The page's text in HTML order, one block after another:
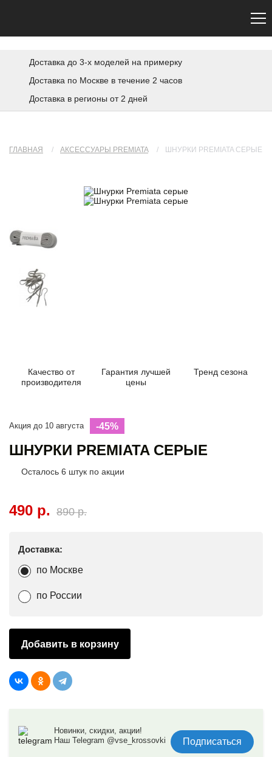
Доставка до 3-х моделей на примерку
Доставка по Москве в течение 2 часов
Доставка в регионы от 2 дней
ГЛАВНАЯ / АКСЕССУАРЫ PREMIATA / ШНУРКИ PREMIATA СЕРЫЕ
Качество от
производителя
Гарантия лучшей
цены
Тренд сезона
Акция до 10 августа -45%
ШНУРКИ PREMIATA СЕРЫЕ
Осталось 6 штук по акции
490 р. 890 р.
Доставка:
по Москве
по России
Добавить в корзину
Новинки, скидки, акции!
Наш Telegram @vse_krossovki
Подписаться